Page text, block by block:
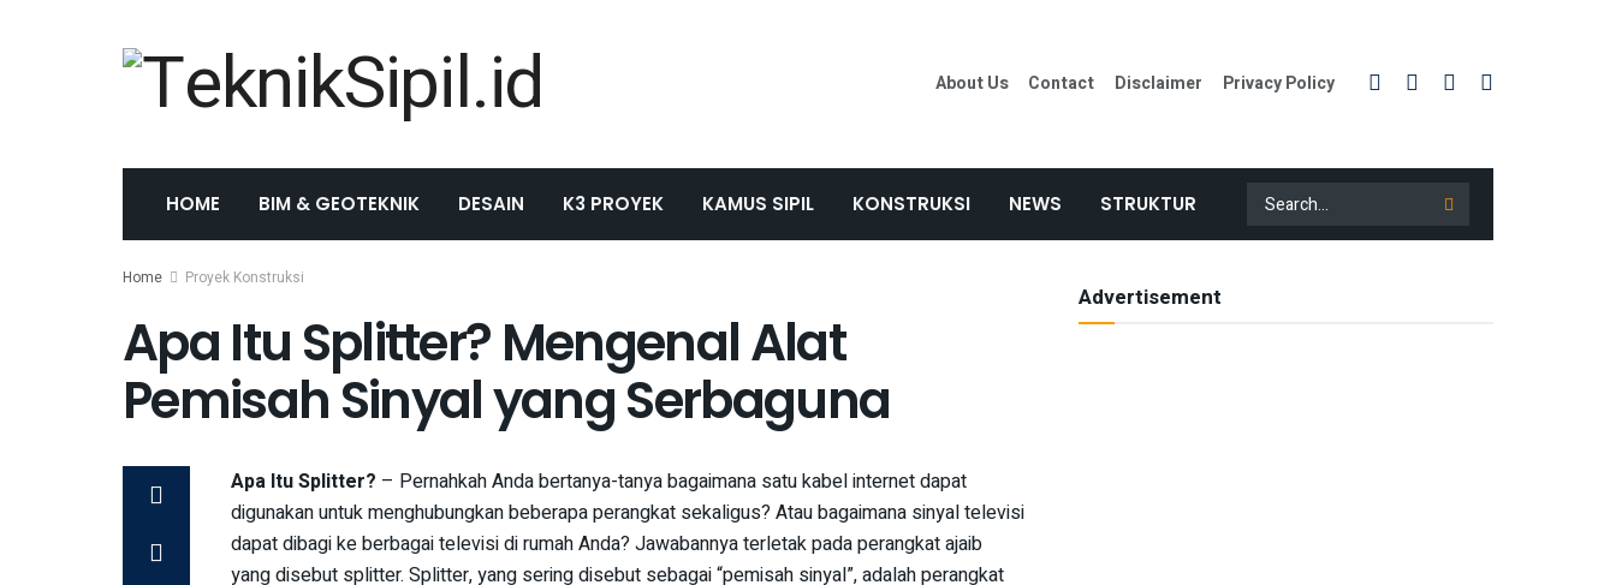
About Us Contact Disclaimer Privacy Policy
HOME BIM & GEOTEKNIK DESAIN K3 PROYEK KAMUS SIPIL KONSTRUKSI NEWS STRUKTUR
Home Proyek Konstruksi
Apa Itu Splitter? Mengenal Alat
Pemisah Sinyal yang Serbaguna
Apa Itu Splitter? – Pernahkah Anda bertanya-tanya bagaimana satu kabel internet dapat
digunakan untuk menghubungkan beberapa perangkat sekaligus? Atau bagaimana sinyal televisi
dapat dibagi ke berbagai televisi di rumah Anda? Jawabannya terletak pada perangkat ajaib
yang disebut splitter. Splitter, yang sering disebut sebagai “pemisah sinyal”, adalah perangkat
Advertisement